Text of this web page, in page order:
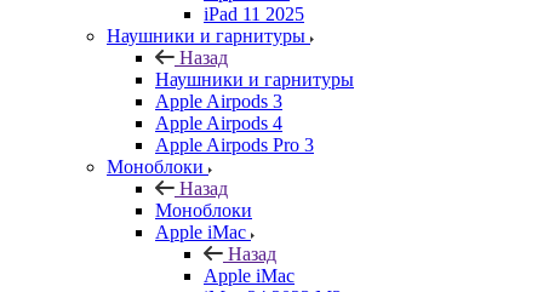
iPad 11 2025
Наушники и гарнитуры
Назад
Наушники и гарнитуры
Apple Airpods 3
Apple Airpods 4
Apple Airpods Pro 3
Моноблоки
Назад
Моноблоки
Apple iMac
Назад
Apple iMac